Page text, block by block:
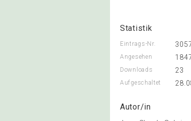
Statistik
Eintrags-Nr.
Angesehen
Downloads 23
Aufgeschaltet
Autor/in